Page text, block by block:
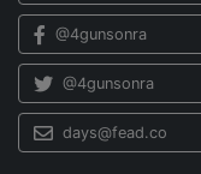
@4gunsonra
@4gunsonra
days@fead.co